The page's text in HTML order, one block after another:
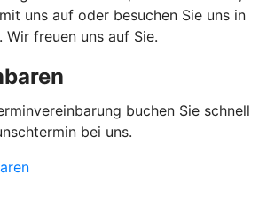
uns auf oder besuchen Sie uns in
Wir freuen uns auf Sie.
buchen Sie schnell
bei uns.